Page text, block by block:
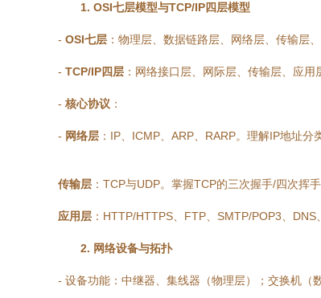
1. OSI七层模型与TCP/IP四层模型
- OSI七层 ：物理层、数据链路层、网络层、传输层
- TCP/IP四层 ：网络接口层、网际层、传输层、应
- 核心协议 ：
- 网络层 ：IP、ICMP、ARP、RARP。理解IP地址
传输层 ：TCP与UDP。掌握TCP的三次握手/四次挥
应用层 ：HTTP/HTTPS、FTP、SMTP/POP3、
2. 网络设备与拓扑
- 设备功能：中继器、集线器（物理层）；交换机（